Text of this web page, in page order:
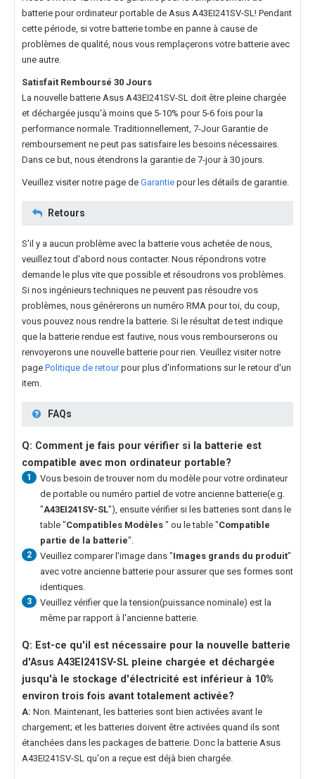
batterie pour ordinateur portable de Asus A43EI241SV-SL! Pendant
cette période, si votre batterie tombe en panne à cause de
problèmes de qualité, nous vous remplaçerons votre batterie avec
une autre.
Satisfait Remboursé 30 Jours
La nouvelle batterie Asus A43EI241SV-SL doit être pleine chargée
et déchargée jusqu'à moins que 5-10% pour 5-6 fois pour la
performance normale. Traditionnellement, 7-Jour Garantie de
remboursement ne peut pas satisfaire les besoins nécessaires.
Dans ce but, nous étendrons la garantie de 7-jour à 30 jours.
Veuillez visiter notre page de Garantie pour les détails de garantie.
Retours
S'il y a aucun problème avec la batterie vous achetée de nous,
veuillez tout d'abord nous contacter. Nous répondrons votre
demande le plus vite que possible et résoudrons vos problèmes.
Si nos ingénieurs techniques ne peuvent pas résoudre vos
problèmes, nous générerons un numéro RMA pour toi, du coup,
vous pouvez nous rendre la batterie. Si le résultat de test indique
que la batterie rendue est fautive, nous vous rembourserons ou
renvoyerons une nouvelle batterie pour rien. Veuillez visiter notre
page Politique de retourpour plus d'informations sur le retour d'un
item.
FAQs
Q: Comment je fais pour vérifier si la batterie est
compatible avec mon ordinateur portable?
1
Vous besoin de trouver nom du modèle pour votre ordinateur
de portable ou numéro partiel de votre ancienne batterie(e.g.
"A43EI241SV-SL"), ensuite vérifier si les batteries sont dans le
table "Compatibles Modèles " ou le table "Compatible
partie de la batterie".
2 Veuillez comparer l'image dans "Images grands du produit"
avec votre ancienne batterie pour assurer que ses formes sont
identiques.
3
Veuillez vérifier que la tension(puissance nominale) est la
même par rapport à l'ancienne batterie.
Q: Est-ce qu'il est nécessaire pour la nouvelle batterie
d'Asus A43EI241SV-SL pleine chargée et déchargée
jusqu'à le stockage d'électricité est inférieur à 10%
environ trois fois avant totalement activée?
A: Non. Maintenant, les batteries sont bien activées avant le
chargement; et les batteries doivent être activées quand ils sont
étanchées dans les packages de batterie. Donc la batterie Asus
A43EI241SV-SL qu'on a reçue est déjà bien chargée.